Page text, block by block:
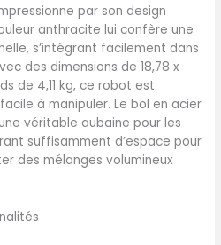
version du robot
d'un écran tactile LCD et
S'arrête dès que le
atteint, Il vous permet
de suivre la recette en
le temps de mélange
recette, sans avoir à
trop long ou trop
et Sûr: La ventouse
garantit
le bruit tout en
par son design
anthracite lui confère une
s’intégrant facilement dans
des dimensions de 18,78 x
de 4,11 kg, ce robot est
à manipuler. Le bol en acier
véritable aubaine pour les
suffisamment d’espace pour
des mélanges volumineux